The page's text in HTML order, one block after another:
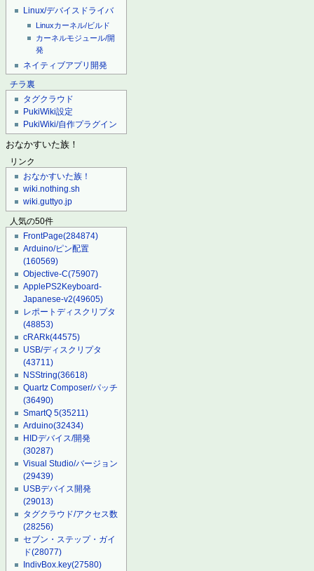
Linux/デバイスドライバ
Linuxカーネル/ビルド
カーネルモジュール/開
発
ネイティブアプリ開発
チラ裏
タグクラウド
PukiWiki設定
PukiWiki/自作プラグイン
おなかすいた族！
リンク
おなかすいた族！
wiki.nothing.sh
wiki.guttyo.jp
人気の50件
FrontPage(284874)
Arduino/ピン配置
(160569)
Objective-C(75907)
ApplePS2Keyboard-
Japanese-v2(49605)
レポートディスクリプタ
(48853)
cRARk(44575)
USB/ディスクリプタ
(43711)
NSString(36618)
Quartz Composer/パッチ
(36490)
SmartQ 5(35211)
Arduino(32434)
HIDデバイス/開発
(30287)
Visual Studio/バージョン
(29439)
USBデバイス開発
(29013)
タグクラウド/アクセス数
(28256)
セブン・ステップ・ガイ
ド(28077)
IndivBox.key(27580)